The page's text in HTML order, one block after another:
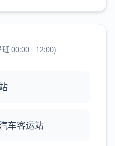
班 00:00 - 12:00)
车客运站